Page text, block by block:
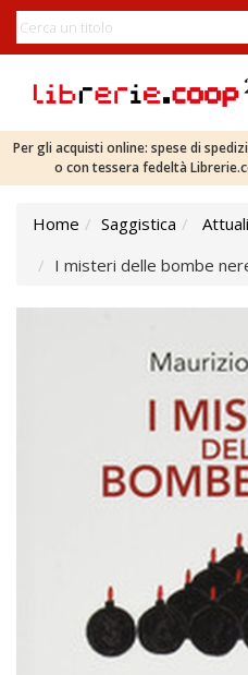
Per gli acquisti online: spese di
o con tessera fedeltà
Home Saggistica
I misteri delle bombe